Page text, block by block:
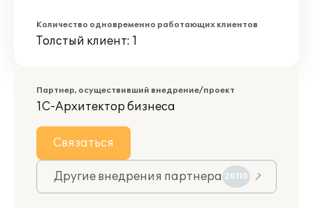
Количество одновременно работающих клиентов
Толстый клиент: 1
Партнер, осуществивший внедрение/проект
1С-Архитектор бизнеса
Связаться
Другие внедрения партнера 20110